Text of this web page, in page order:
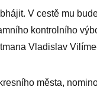
V cestě mu
kontrolního
Vladislav
města,